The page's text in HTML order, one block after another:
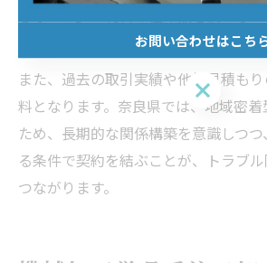
交渉が成功のカギとなります。
また、過去の取引実績や他社見積も
料となります。奈良県では、地域密
ため、長期的な関係構築を意識しつ
る条件で契約を結ぶことが、トラブ
つながります。
お問い合わせはこち
お問い合わせはこち